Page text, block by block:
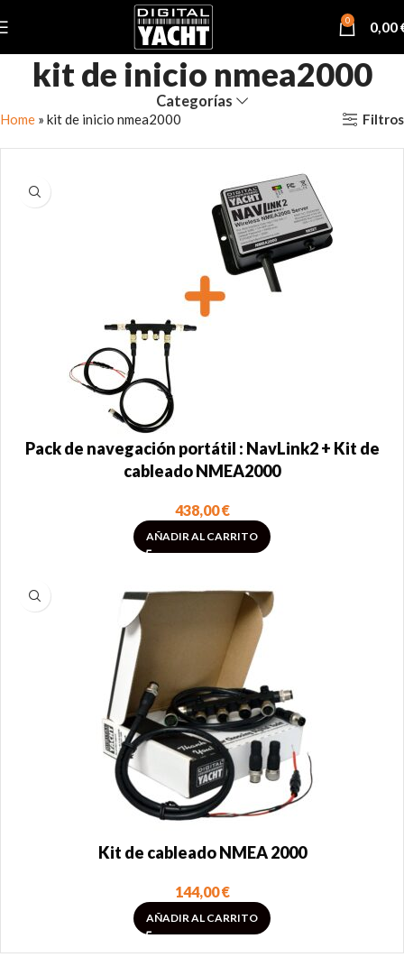
0 0,00
kit de inicio nmea2000
Categorías
Home » kit de inicio nmea2000 Filtros
Pack de navegación portátil : NavLink2 + Kit de
cableado NMEA2000
438,00€
AÑADIR AL CARRITO
Kit de cableado NMEA 2000
144,00€
AÑADIR AL CARRITO